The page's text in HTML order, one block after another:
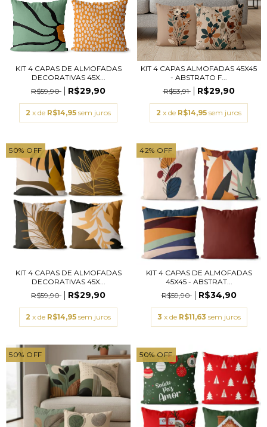
KIT 4 CAPAS DE ALMOFADAS
DECORATIVAS 45X...
R$59,90
R$29,90
2 x de R$14,95 sem juros
KIT 4 CAPAS ALMOFADAS 45X45
- ABSTRATO F...
R$53,91
R$29,90
2 x de R$14,95 sem juros
50% OFF
KIT 4 CAPAS DE ALMOFADAS
DECORATIVAS 45X...
R$59,90
R$29,90
2 x de R$14,95 sem juros
42% OFF
KIT 4 CAPAS DE ALMOFADAS
45X45 - ABSTRAT...
R$59,90
R$34,90
3 x de R$11,63 sem juros
50% OFF 50% OFF